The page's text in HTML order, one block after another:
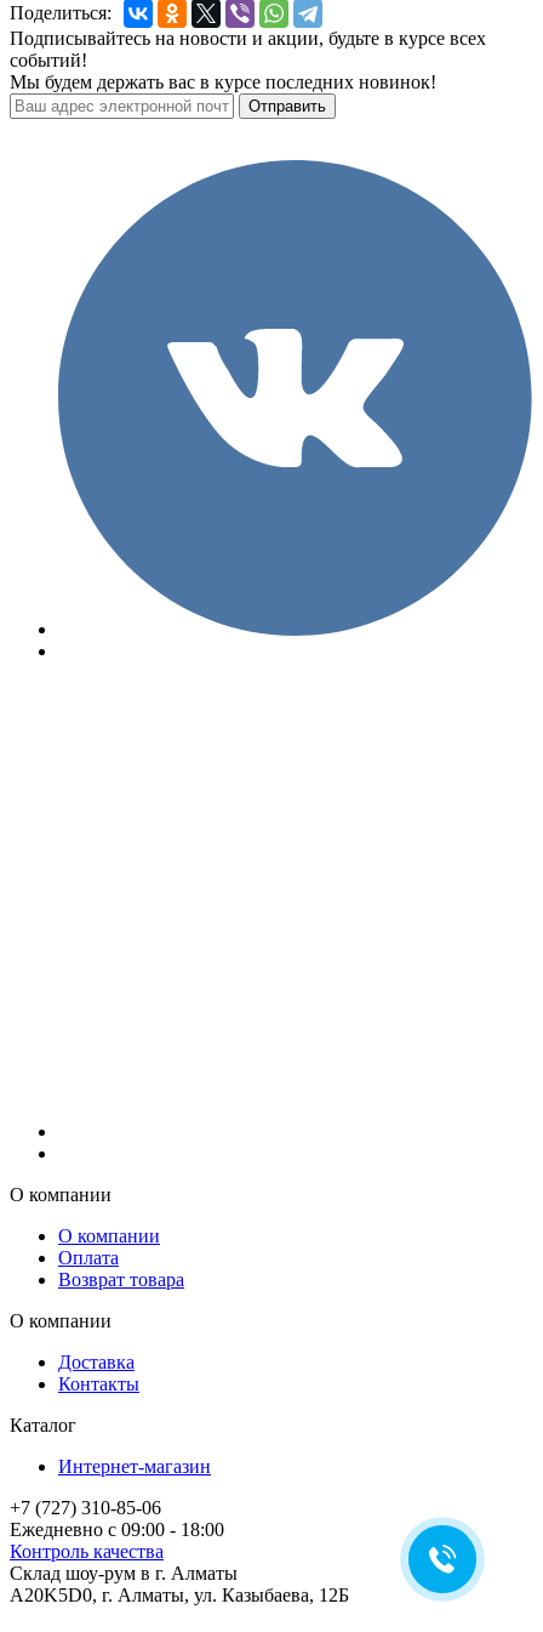
Поделиться:
Подписывайтесь на новости и акции, будьте в курсе всех
событий!
Мы будем держать вас в курсе последних новинок!
О компании
О компании
Оплата
Возврат товара
О компании
Доставка
Контакты
Каталог
Интернет-магазин
+7 (727) 310-85-06
Ежедневно с 09:00 - 18:00
Контроль качества
Склад шоу-рум в г. Алматы
A20K5D0, г. Алматы, ул. Казыбаева, 12Б